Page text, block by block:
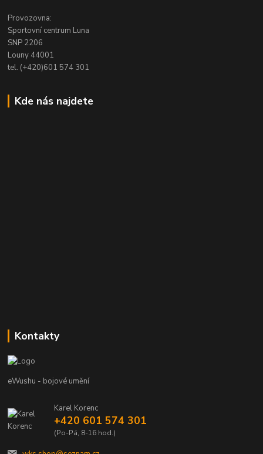
Provozovna:
Sportovní centrum Luna
SNP 2206
Louny 44001
tel. (+420)601 574 301
Kde nás najdete
Kontakty
eWushu - bojové umění
Karel Korenc
+420 601 574 301
(Po-Pá, 8-16 hod.)